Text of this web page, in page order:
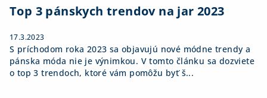
Top 3 pánskych trendov na jar 2023
17.3.2023
S príchodom roka 2023 sa objavujú nové módne trendy a
pánska móda nie je výnimkou. V tomto článku sa dozviete
o top 3 trendoch, ktoré vám pomôžu byť š...